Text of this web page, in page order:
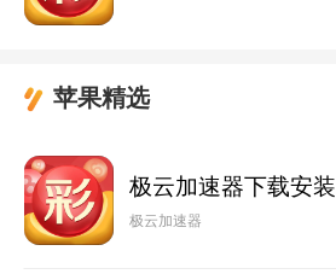
苹果精选
极云加速器下载安装
极云加速器